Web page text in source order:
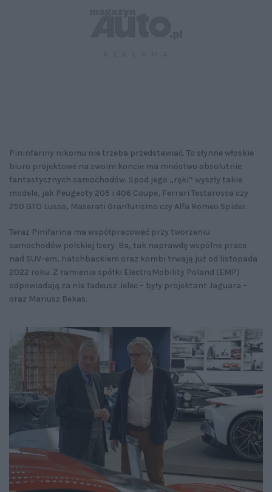
Pininfariny nikomu nie trzeba przedstawiać. To słynne włoskie
biuro projektowe na swoim koncie ma mnóstwo absolutnie
fantastycznych samochodów. Spod jego „ręki” wyszły takie
modele, jak Peugeoty 205 i 406 Coupe, Ferrari Testarossa czy
250 GTO Lusso, Maserati GranTurismo czy Alfa Romeo Spider.
Teraz Pinifarina ma współpracować przy tworzeniu
samochodów polskiej Izery. Ba, tak naprawdę wspólne prace
nad SUV-em, hatchbackiem oraz kombi trwają już od listopada
2022 roku. Z ramienia spółki ElectroMobility Poland (EMP)
odpowiadają za nie Tadeusz Jelec – były projektant Jaguara –
oraz Mariusz Bekas.